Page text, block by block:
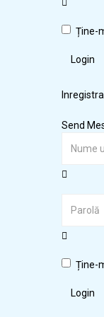
Ține-
Login
Send
Ține-
Login